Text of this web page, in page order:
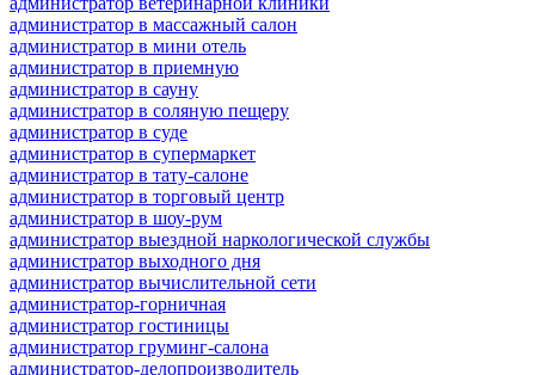
администратор в массажный салон
администратор в мини отель
администратор в приемную
администратор в сауну
администратор в соляную пещеру
администратор в суде
администратор в супермаркет
администратор в тату-салоне
администратор в торговый центр
администратор в шоу-рум
администратор выездной наркологической службы
администратор выходного дня
администратор вычислительной сети
администратор-горничная
администратор гостиницы
администратор груминг-салона
администратор-делопроизводитель